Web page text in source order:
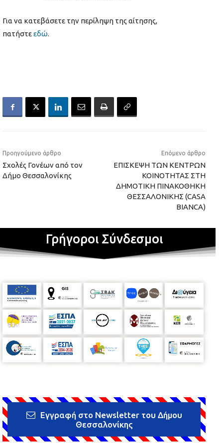
Για να κατεβάσετε την περίληψη της αίτησης,
πατήστεεδώ.
Προηγούμενο άρθρο
Σχολές Γονέων από τον
Δήμο Θεσσαλονίκης
Επόμενο άρθρο
ΕΠΙΣΚΕΨΗ ΤΩΝ ΚΕΝΤΡΩΝ
ΚΟΙΝΟΤΗΤΑΣ ΣΤΗ
ΔΗΜΟΤΙΚΗ ΠΙΝΑΚΟΘΗΚΗ
ΘΕΣΣΑΛΟΝΙΚΗΣ (CASA
BIANCA)
Γρήγοροι Σύνδεσμοι
Εγγραφή στο Newsletter του Δήμου
Θεσσαλονίκης